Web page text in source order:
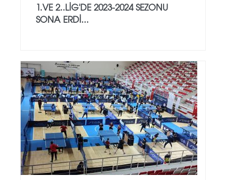
1.VE 2..LİG'DE 2023-2024 SEZONU
SONA ERDİ...